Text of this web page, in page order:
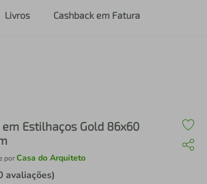
Livros Cashback em Fatura
Estilhaços Gold 86x60
porCasa do Arquiteto
avaliações)